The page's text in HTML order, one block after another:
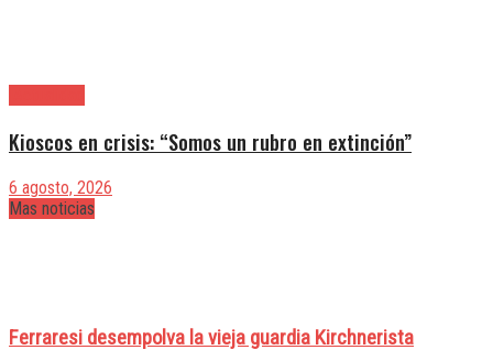
Kioscos en crisis: “Somos un rubro en extinción”
6 agosto, 2026
Mas noticias
Ferraresi desempolva la vieja guardia Kirchnerista